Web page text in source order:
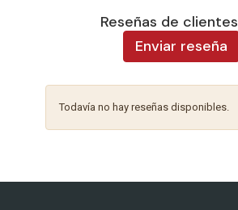
Reseñas de
Enviar reseña
Todavía no hay reseñas disponibles.